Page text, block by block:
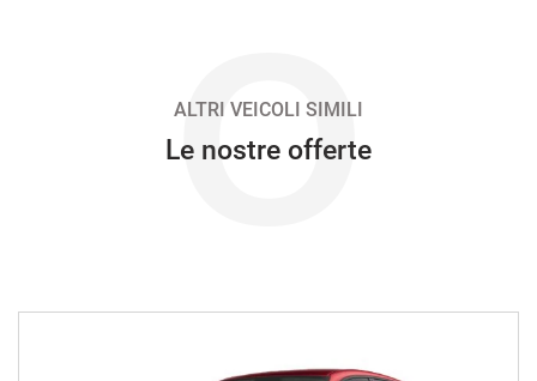
O
ALTRI VEICOLI SIMILI
Le nostre offerte